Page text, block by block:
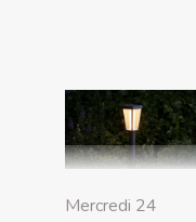
Mercredi 24